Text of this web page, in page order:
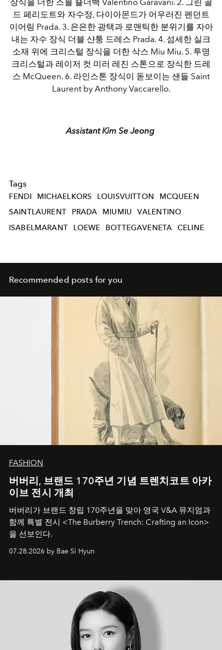
드 페리도트와 자수정, 다이아몬드가 어우러진 펜던트
이어링 Prada. 3. 은은한 광택과 로맨틱한 분위기를 자아
내는 자수 장식 더블 샨퉁 드레스 Prada. 4. 섬세한 실크
소재 위에 크리스털 장식을 더한 삭스 Miu Miu. 5. 투명
크리스털과 레이저 컷 미러 레진 스톤으로 장식한 드레
스 McQueen. 6. 라인스톤 장식이 돋보이는 샌들 Saint
Laurent by Anthony Vaccarello.
Assistant Kim Se Jeong
Tags
FENDI MICHAELKORS LOUISVUITTON
MCQUEEN
SAINTLAURENT
PRADA MIUMIU
VALENTINO
ISABELMARANT
LOEWE BOTTEGAVENETA CELINE
Recommended posts for you
FASHION
버버리, 브랜드 170주년 기념 트렌치코트 아카
이브 전시 개최
버버리가 브랜드 창립 170주년을 맞아 영국 V&A 뮤지엄과
함께 특별 전시 <The Burberry Trench: Crafting an Icon>
을 선보인다.
07.28.2026 by Bae Si Hyun